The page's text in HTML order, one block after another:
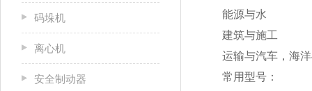
码垛机
离心机
安全制动器
能源与水
建筑与施工
运输与汽车，海
常用型号：